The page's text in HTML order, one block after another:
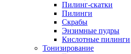
Пилинг-скатки
Пилинги
Скрабы
Энзимные пудры
Кислотные пилинги
Тонизирование